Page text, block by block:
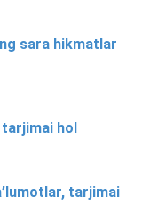
sara hikmatlar
tarjimai hol
tarjimai